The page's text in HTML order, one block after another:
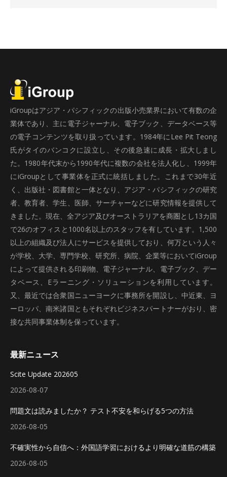
iGroupはアジア・パシフィックの出版小売業界において有数の企
業体であり、主に電子ジャーナル、電子ブック、データベース等
の電子コンテンツを取り扱っています。1984年にLee Pit Teong
氏がタイのバンコクに設立し、その後急速に成長・拡大しまし
た。1980年代末から1990年代に複数の会社を法人化し、1999年
にiGroupとして事業体を正式に統括しました。これまで30年近
く、出版社・図書館と一体となり、アジア・パシフィックの研究
者、教育者、学生、医師、サーチャーなどに研究情報を提供して
きました。現在、全アジア及びオーストラリアを商圏とし13カ国
で26のオフィスと1000名以上のスタッフを有しています。1,500
以上の組織及び法人にサービスを提供しており、何万という人々
が学校、大学、専門学校、研究所、病院、企業等においてiGroup
によって提供される印刷物、電子ジャーナル、電子ブック、デー
タベース、Eラーニング・ソリューションを利用しています。
又、最近では合衆国ニューヨークに事務所を開設し、中近東、ヨ
ーロッパ、南米諸国ともそれぞれビジネスパートナーがおり、密
接な共同事業体制を保っています。
最新ニュース
Scite Update 202605
2026-08-07
問題文は読みましたか？ テスト不安を和らげる5つの方法
2026-08-05
不確実性から自信へ：外国語学習におけるより明確な道筋の構築
2026-08-05